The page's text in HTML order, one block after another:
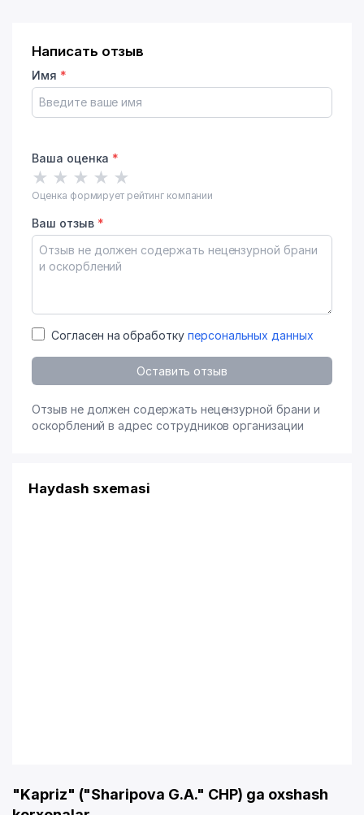
Написать отзыв
Имя *
Ваша оценка *
★ ★ ★ ★ ★
Оценка формирует рейтинг компании
Ваш отзыв *
Согласен на обработку персональных данных
Оставить отзыв
Отзыв не должен содержать нецензурной брани и
оскорблений в адрес сотрудников организации
Haydash sxemasi
"Kapriz" ("Sharipova G.A." CHP) ga oxshash